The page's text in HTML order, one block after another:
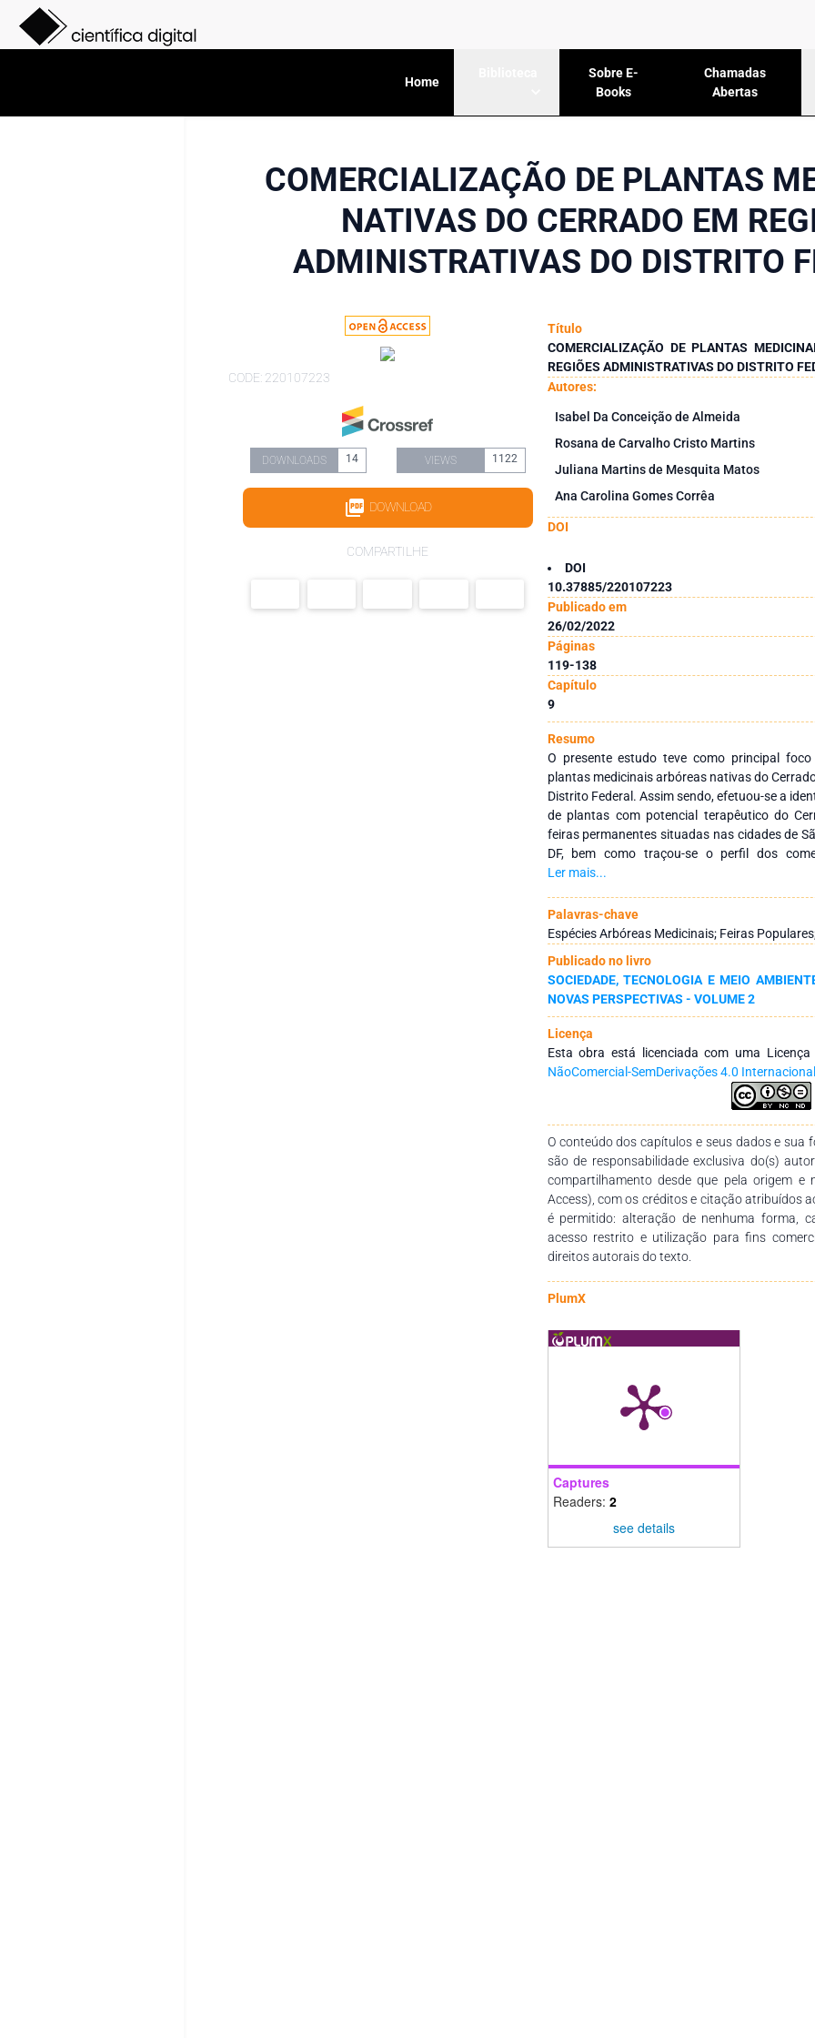
Home
Sobre E-
Books
Chamadas
Abertas
COMERCIALIZAÇÃO DE PLANTAS
NATIVAS DO CERRADO EM
ADMINISTRATIVAS DO DISTRITO
CODE: 220107223
DOWNLOADS 14 VIEWS 1122
DOWNLOAD
COMPARTILHE
Título
COMERCIALIZAÇÃO DE PLANTAS
REGIÕES ADMINISTRATIVAS DO DISTRITO
Autores:
Isabel Da Conceição de Almeida
Rosana de Carvalho Cristo Martins
Juliana Martins de Mesquita Matos
Ana Carolina Gomes Corrêa
DOI
DOI
10.37885/220107223
Publicado em
26/02/2022
Páginas
119-138
Capítulo
9
Resumo
O presente estudo teve como principal
plantas medicinais arbóreas nativas do
Distrito Federal. Assim sendo, efetuou-se a
de plantas com potencial terapêutico do
feiras permanentes situadas nas cidades de
DF, bem como traçou-se o perfil dos
trabalho. O estudo consistiu em pesquisa
partir da coleta de informações de fontes
auxílio de entrevistas e questionários
pesquisa necessária para embasar as
levantamento de informações ao longo da
comercialização de plantas medicinais do
experientes. A forma de obtenção do
ocorre por meio de familiares, amigos,
comerciantes como consumidores são em sua
as plantas medicinais arbóreas do Cerrado
copaíba (Copaifera langsdorffii Desf.),
adstringens (Mart.) Coville), baru (Dipteryx
e sucupira (Pterodon emarginatus Vogel).
utilizada, seguida pela casca e raiz. A maioria
in natura. Com isso, mais estudos são
farmacêutico e terapêutico de plantas, com a
utilização e o embasamento para estudos de
riqueza do Cerrado.
Ler mais...
Palavras-chave
Espécies Arbóreas Medicinais; Feiras
Publicado no livro
SOCIEDADE, TECNOLOGIA E MEIO
NOVAS PERSPECTIVAS - VOLUME 2
Licença
Esta obra está licenciada com uma
NãoComercial-SemDerivações 4.0 Internacional
O conteúdo dos capítulos e seus dados e sua
são de responsabilidade exclusiva do(s)
compartilhamento desde que pela origem e
Access), com os créditos e citação atribuídos
é permitido: alteração de nenhuma forma,
acesso restrito e utilização para fins
direitos autorais do texto.
PlumX
Captures
Readers: 2
see details